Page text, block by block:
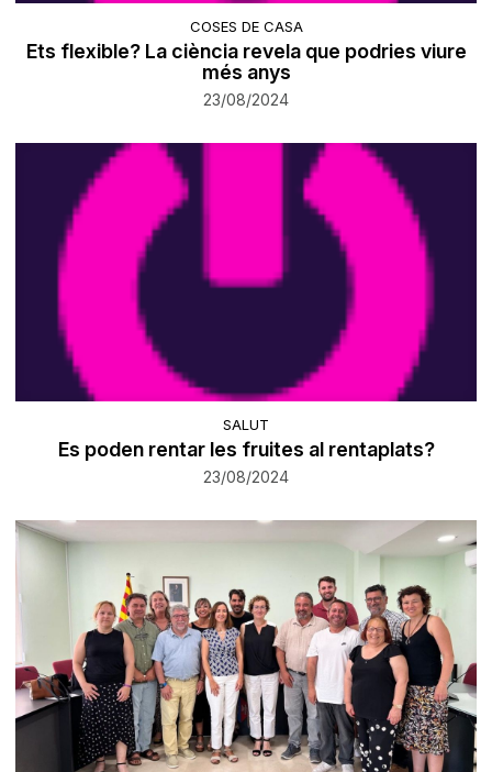
COSES DE CASA
Ets flexible? La ciència revela que podries viure
més anys
23/08/2024
SALUT
Es poden rentar les fruites al rentaplats?
23/08/2024